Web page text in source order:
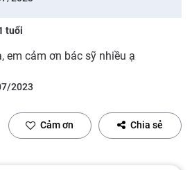
tuổi
em cảm ơn bác sỹ nhiều ạ
2023
Cảm ơn Chia sẻ